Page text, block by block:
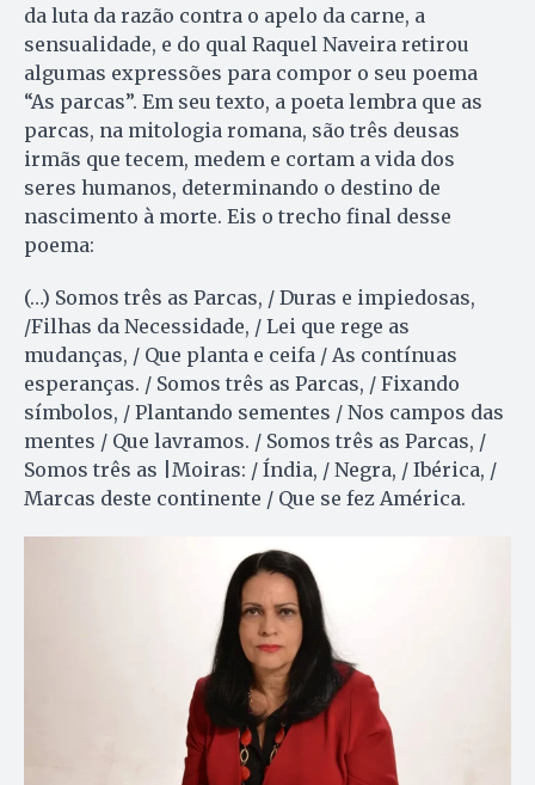
da luta da razão contra o apelo da carne, a
sensualidade, e do qual Raquel Naveira retirou
algumas expressões para compor o seu poema
“As parcas”. Em seu texto, a poeta lembra que as
parcas, na mitologia romana, são três deusas
irmãs que tecem, medem e cortam a vida dos
seres humanos, determinando o destino de
nascimento à morte. Eis o trecho final desse
poema:
(…) Somos três as Parcas, / Duras e impiedosas,
/Filhas da Necessidade, / Lei que rege as
mudanças, / Que planta e ceifa / As contínuas
esperanças. / Somos três as Parcas, / Fixando
símbolos, / Plantando sementes / Nos campos das
mentes / Que lavramos. / Somos três as Parcas, /
Somos três as |Moiras: / Índia, / Negra, / Ibérica, /
Marcas deste continente / Que se fez América.